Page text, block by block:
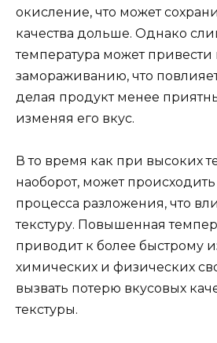
окисление, что может
качества дольше. Однако
температура может привести
замораживанию, что повлияет
делая продукт менее
изменяя его вкус.
В то время как при высоких
наоборот, может
процесса разложения, что
текстуру. Повышенная
приводит к более быстрому
химических и физических
вызвать потерю вкусовых
текстуры.